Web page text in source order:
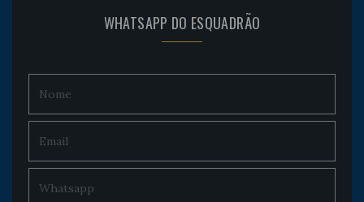
WHATSAPP DO ESQUADRÃO